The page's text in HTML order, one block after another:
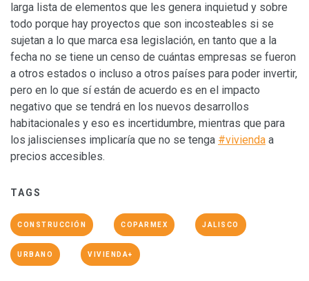
larga lista de elementos que les genera inquietud y sobre
todo porque hay proyectos que son incosteables si se
sujetan a lo que marca esa legislación, en tanto que a la
fecha no se tiene un censo de cuántas empresas se fueron
a otros estados o incluso a otros países para poder invertir,
pero en lo que sí están de acuerdo es en el impacto
negativo que se tendrá en los nuevos desarrollos
habitacionales y eso es incertidumbre, mientras que para
los jaliscienses implicaría que no se tenga #vivienda a
precios accesibles.
TAGS
CONSTRUCCIÓN COPARMEX JALISCO
URBANO VIVIENDA+